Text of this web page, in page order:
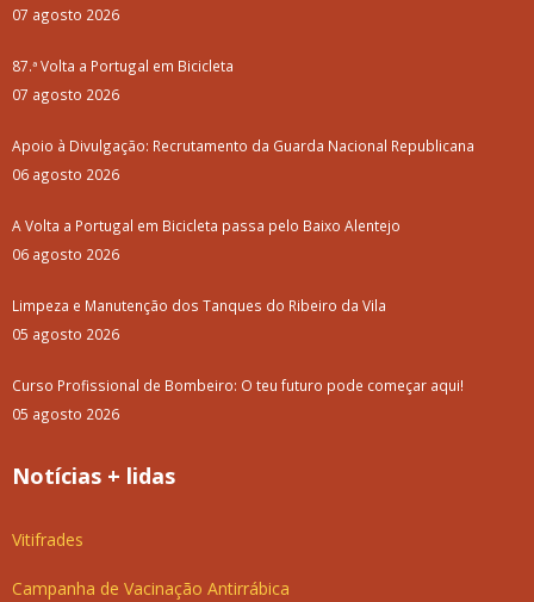
07 agosto 2026
87.ª Volta a Portugal em Bicicleta
07 agosto 2026
Apoio à Divulgação: Recrutamento da Guarda Nacional Republicana
06 agosto 2026
A Volta a Portugal em Bicicleta passa pelo Baixo Alentejo
06 agosto 2026
Limpeza e Manutenção dos Tanques do Ribeiro da Vila
05 agosto 2026
Curso Profissional de Bombeiro: O teu futuro pode começar aqui!
05 agosto 2026
Notícias + lidas
Vitifrades
Campanha de Vacinação Antirrábica